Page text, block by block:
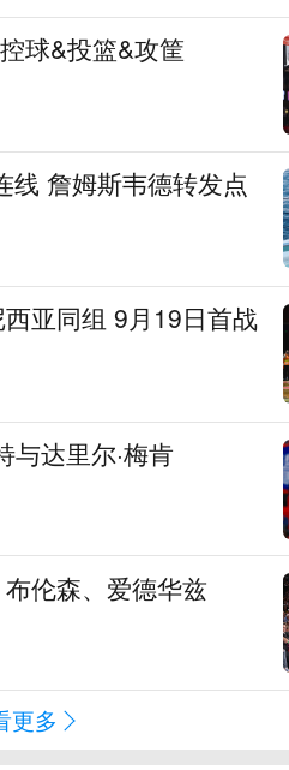
球&投篮&攻筐
线 詹姆斯韦德转发点
亚同组 9月19日首战
与达里尔·梅肯
伦森、爱德华兹
更多